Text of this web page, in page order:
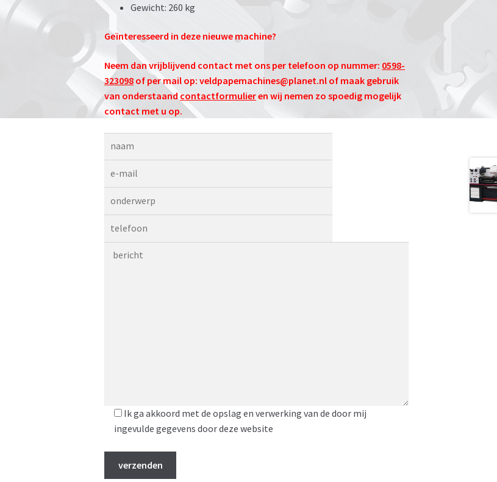
Gewicht: 260 kg
Geïnteresseerd in deze nieuwe machine?
Neem dan vrijblijvend contact met ons per telefoon op nummer: 0598-
323098 of per mail op:veldpapemachines@planet.nl of maak gebruik
van onderstaand contactformulieren wij nemen zo spoedig mogelijk
contact met u op.
Ik ga akkoord met de opslag en verwerking van de door mij
ingevulde gegevens door deze website